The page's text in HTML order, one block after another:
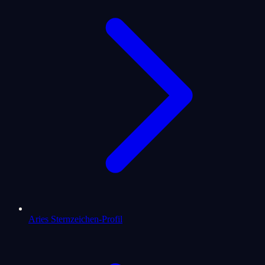
Aries Sternzeichen-Profil